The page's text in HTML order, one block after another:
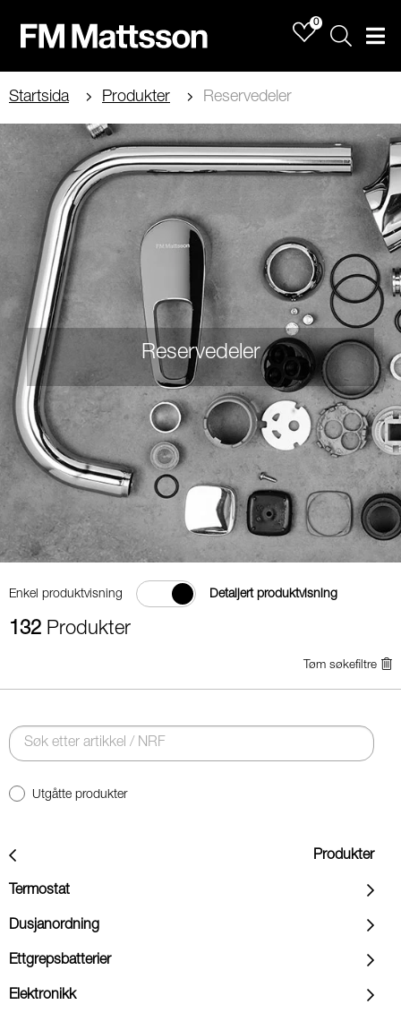
0
Sök
Startsida Produkter Reservedeler
Reservedeler
Enkel produktvisning Detaljert produktvisning
132 Produkter
Tøm søkefiltre
Utgåtte produkter
Produkter
Termostat
Dusjanordning
Ettgrepsbatterier
Elektronikk